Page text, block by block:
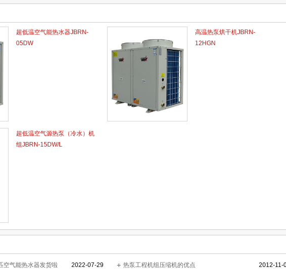
超低温空气能热水器JBRN-
05DW
高温热泵烘干机JBRN-
12HGN
超低温空气源热泵（冷水）机
组JBRN-15DW/L
2022-07-29
空气能热水器发货啦 2012-11-
热泵工程机组压缩机的优点